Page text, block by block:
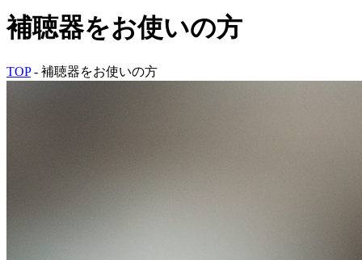
補聴器をお使いの方
TOP- 補聴器をお使いの方